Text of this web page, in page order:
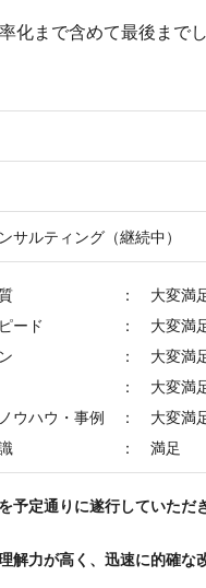
化まで含めて最後まで
サルティング（継続中）
の品質 ： 大変満
スピード ： 大変満
ション ： 大変満
勢 ： 大変満
ノウハウ・事例 ： 大変満
の知識 ： 満足
予定通りに遂行していただ
解力が高く、迅速に的確な